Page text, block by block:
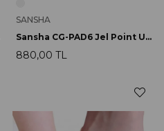
SANSHA
Sansha CG-PAD6 Jel Point Uçluğu
880,00 TL